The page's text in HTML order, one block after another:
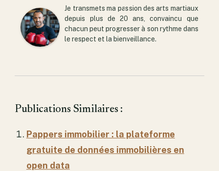
Je transmets ma passion des arts martiaux
depuis plus de 20 ans, convaincu que
chacun peut progresser à son rythme dans
le respect et la bienveillance.
Publications Similaires :
Pappers immobilier : la plateforme
gratuite de données immobilières en
open data